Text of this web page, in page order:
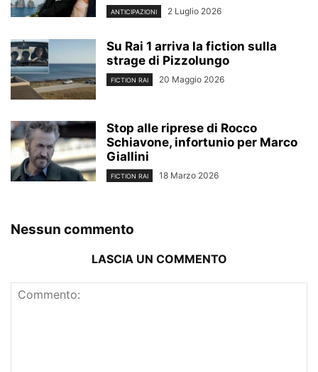
ANTICIPAZIONI 2 Luglio 2026
Su Rai 1 arriva la fiction sulla
strage di Pizzolungo
FICTION RAI 20 Maggio 2026
Stop alle riprese di Rocco
Schiavone, infortunio per Marco
Giallini
FICTION RAI 18 Marzo 2026
Nessun commento
LASCIA UN COMMENTO